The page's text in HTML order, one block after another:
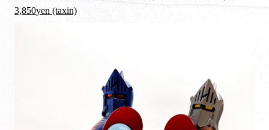
3,850yen (taxin)